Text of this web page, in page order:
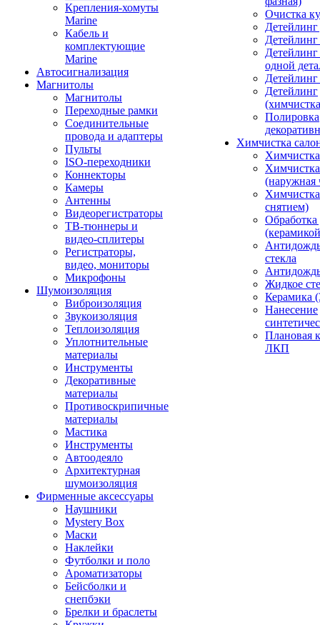
Крепления-хомуты
Marine
Кабель и
комплектующие
Marine
Автосигнализация
Магнитолы
Магнитолы
Переходные рамки
Соединительные
провода и адаптеры
Пульты
ISO-переходники
Коннекторы
Камеры
Антенны
Видеорегистраторы
ТВ-тюннеры и
видео-сплитеры
Регистраторы,
видео, мониторы
Микрофоны
Шумоизоляция
Виброизоляция
Звукоизоляция
Теплоизоляция
Уплотнительные
материалы
Инструменты
Декоративные
материалы
Противоскрипичные
материалы
Мастика
Инструменты
Автоодеяло
Архитектурная
шумоизоляция
Фирменные аксессуары
Наушники
Mystery Box
Маски
Наклейки
Футболки и поло
Ароматизаторы
Бейсболки и
снепбэки
Брелки и браслеты
Очистка
Детейлинг
одной
Детейлинг
Полировка
Химчистка
(наружная
снятием)
Обработка
стекла
Жидкое
Керамика
Нанесение
Плановая
ЛКП